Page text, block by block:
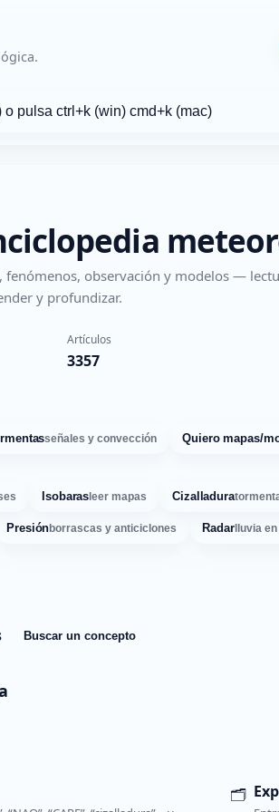
fenómenos, observación y modelos —
y profundizar.
Artículos
3357
señales y convección Quiero mapas/
Isobarasleer mapas Cizalladura
Presiónborrascas y anticiclones Radarlluvia en
Buscar un concepto
🗂️